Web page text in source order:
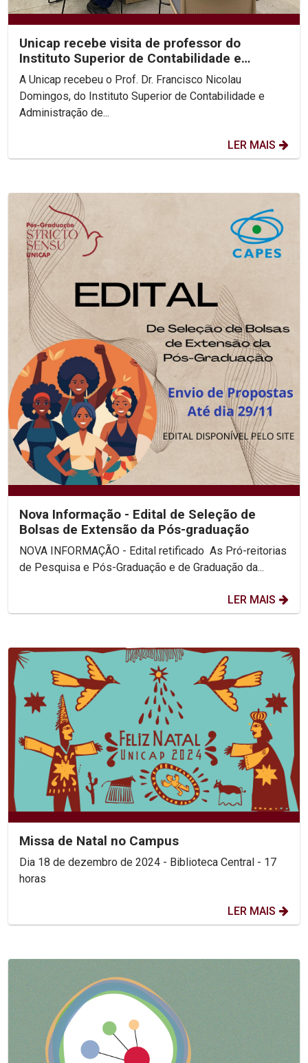
Unicap recebe visita de professor do
Instituto Superior de Contabilidade e
Administração de Lisboa
A Unicap recebeu o Prof. Dr. Francisco Nicolau
Domingos, do Instituto Superior de Contabilidade e
Administração de...
LER MAIS
Nova Informação - Edital de Seleção de
Bolsas de Extensão da Pós-graduação
NOVA INFORMAÇÃO - Edital retificado As Pró-reitorias
de Pesquisa e Pós-Graduação e de Graduação da...
LER MAIS
Missa de Natal no Campus
Dia 18 de dezembro de 2024 - Biblioteca Central - 17
horas
LER MAIS